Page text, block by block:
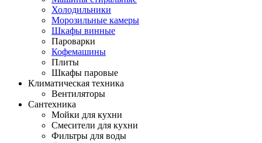
Холодильники
Морозильные камеры
Шкафы винные
Пароварки
Кофемашины
Плиты
Шкафы паровые
Климатическая техника
Вентиляторы
Сантехника
Мойки для кухни
Смесители для кухни
Фильтры для воды